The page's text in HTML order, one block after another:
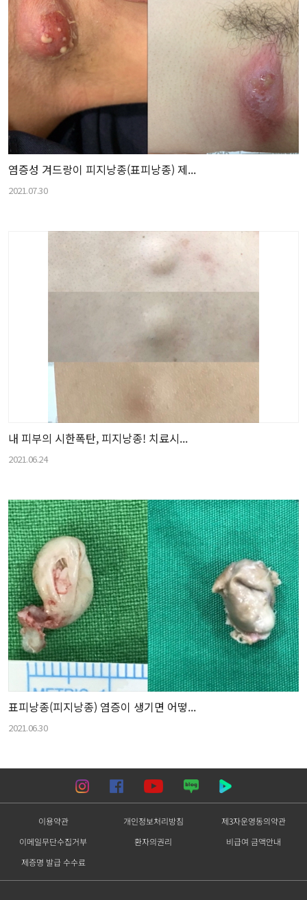
염증성 겨드랑이 피지낭종(표피낭종) 제...
2021.07.30
내 피부의 시한폭탄, 피지낭종! 치료시...
2021.06.24
표피낭종(피지낭종) 염증이 생기면 어떻...
2021.06.30
이용약관 개인정보처리방침
제3자운영동의약관
이메일무단수집거부
환자의권리
비급여 금액안내
제증명 발급 수수료